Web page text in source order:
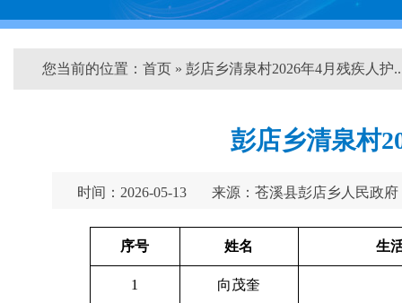
您当前的位置： 首页 » 彭店乡清泉村2026年4月残疾人护
彭店乡清泉村
时间：2026-05-13 来源：苍溪县彭店乡人民政府
序号 姓名 生
1 向茂奎